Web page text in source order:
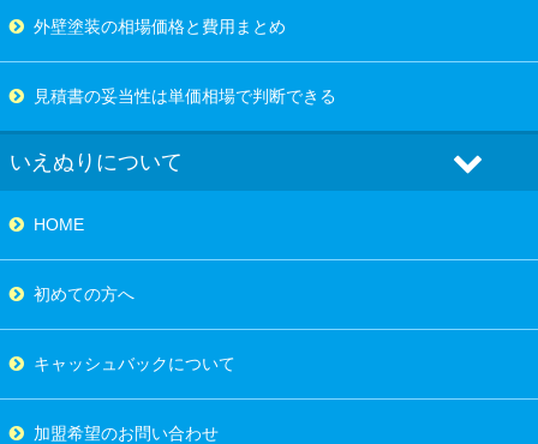
外壁塗装の相場価格と費用まとめ
見積書の妥当性は単価相場で判断できる
いえぬりについて
HOME
初めての方へ
キャッシュバックについて
加盟希望のお問い合わせ